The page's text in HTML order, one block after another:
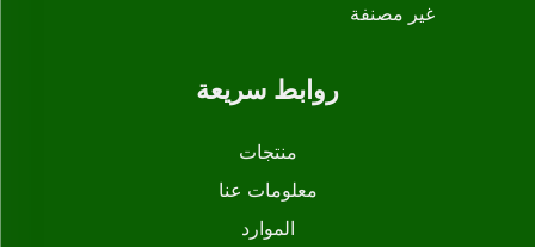
غير مصنفة
روابط سريعة
منتجات
معلومات عنا
الموارد